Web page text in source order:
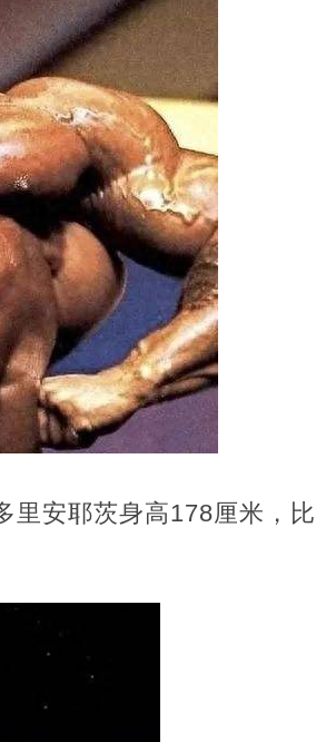
里安耶茨身高178厘米，